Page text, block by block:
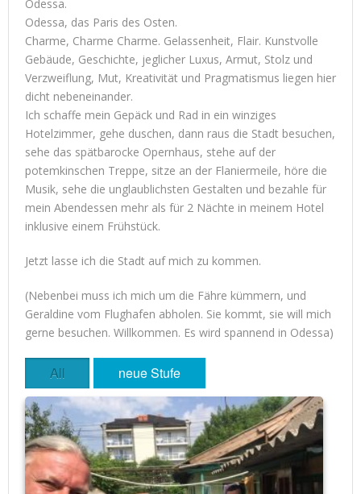
Odessa.
Odessa, das Paris des Osten.
Charme, Charme Charme. Gelassenheit, Flair. Kunstvolle
Gebäude, Geschichte, jeglicher Luxus, Armut, Stolz und
Verzweiflung, Mut, Kreativität und Pragmatismus liegen hier
dicht nebeneinander.
Ich schaffe mein Gepäck und Rad in ein winziges
Hotelzimmer, gehe duschen, dann raus die Stadt besuchen,
sehe das spätbarocke Opernhaus, stehe auf der
potemkinschen Treppe, sitze an der Flaniermeile, höre die
Musik, sehe die unglaublichsten Gestalten und bezahle für
mein Abendessen mehr als für 2 Nächte in meinem Hotel
inklusive einem Frühstück.
Jetzt lasse ich die Stadt auf mich zu kommen.
(Nebenbei muss ich mich um die Fähre kümmern, und
Geraldine vom Flughafen abholen. Sie kommt, sie will mich
gerne besuchen. Willkommen. Es wird spannend in Odessa)
All neue Stufe